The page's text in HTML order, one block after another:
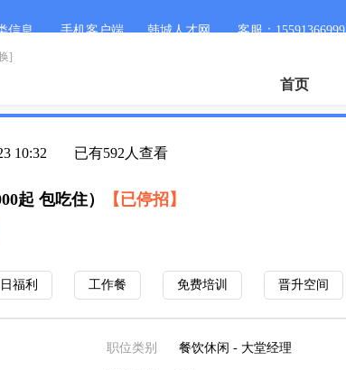
信息 手机客户端 韩城人才网 客服：15591366999
]
首页
10:32 已有592人查看
起 包吃住） 【已停招】
福利 工作餐 免费培训 晋升空间
职位类别 餐饮休闲 - 大堂经理